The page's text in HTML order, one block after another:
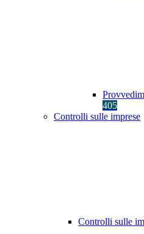
405
Controlli sulle imprese
Controlli sulle